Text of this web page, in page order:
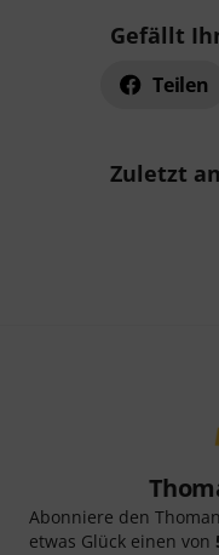
Gefällt
Teilen
Zuletzt
Abonniere den
etwas Glück einen von